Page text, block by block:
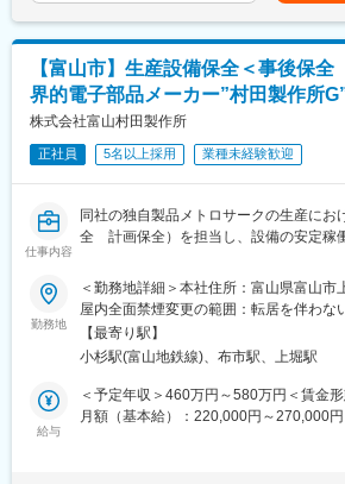
ンです。
■出向先について
・株式会社砺波製作所
・勤務地：富山県砺波市矢木636
・事業内容：当社は1,000トン、400トン
性加工を機軸に、 各種産業機械、自動
車体部品、建設機械、重電向けセルプレ
ら、 MC、NC機械による精密加工、さ
し、 Ｘ線透視撮影台、ガラス繊維巻取機
ンブリまで独自の複合加工機能を有して
変更の範囲：当社業務全般/会社外への出
の定める業務を含む
【富山市】生産設備保全＜事後保
界的電子部品メーカー”村田製作所
株式会社富山村田製作所
正社員 5名以上採用 業種未経験歓迎
仕事内容
同社の独自製品メトロサークの生産にお
全 計画保全）を担当し、設備の安定稼
■メトロサークとは
スマートフォンやウェアラブル端末など
く、自由に曲げられる電子部品用の基板
にも組み込みやすく、機器の小型化・薄
ています。
勤務地
＜勤務地詳細＞本社住所：富山県富山市
屋内全面禁煙変更の範囲：転居を伴わな
場所
【最寄り駅】
小杉駅(富山地鉄線)、布市駅、上堀駅
給与
＜予定年収＞460万円～580万円＜賃金
月額（基本給）：220,000円～270,000